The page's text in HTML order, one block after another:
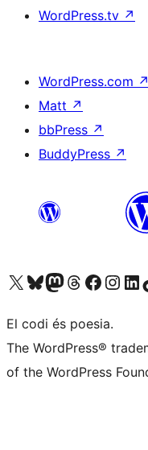
WordPress.tv ↗
WordPress.com ↗
Matt ↗
bbPress ↗
BuddyPress ↗
Visiteu el nostre compte X (abans Twitter)
Visiteu el nostre compte de Bluesky
Visiteu el nostre compte al Mastodon
Visiteu el nostre compte de Threads
Visiteu la nostra pàgina
Visiteu elVisiteu el
El codi és poesia.
The WordPress®
of the WordPress